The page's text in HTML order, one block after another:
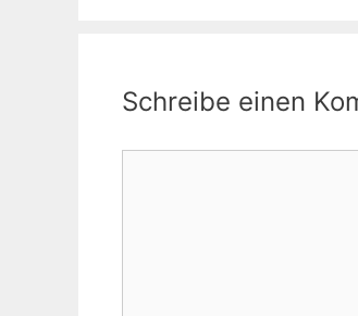
Schreibe einen